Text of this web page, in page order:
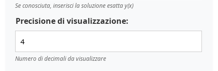
Se conosciuta, inserisci la soluzione esatta y(x)
Precisione di visualizzazione:
Numero di decimali da visualizzare